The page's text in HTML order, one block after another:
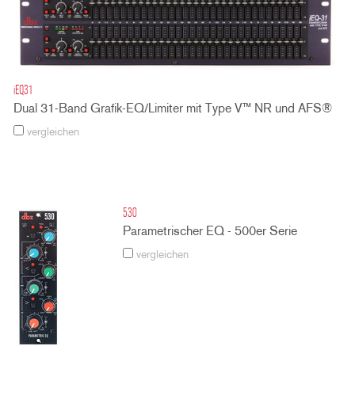
iEQ31
Dual 31-Band Grafik-EQ/Limiter mit Type V™ NR und AFS®
vergleichen
530
Parametrischer EQ - 500er Serie
vergleichen